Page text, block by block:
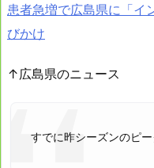
患者急増で広島県に「イ
びかけ
↑広島県のニュース
すでに昨シーズンのピー